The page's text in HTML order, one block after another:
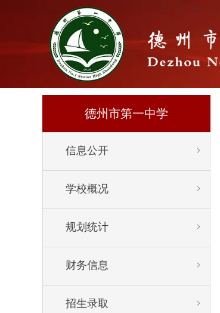
德州市第一中学
信息公开 
学校概况 
规划统计 
财务信息 
招生录取 